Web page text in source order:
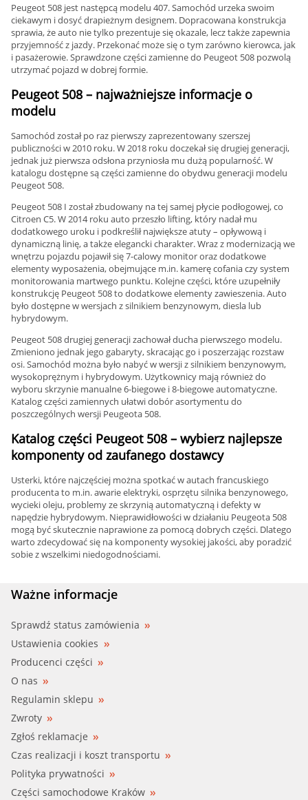
Peugeot 508 jest następcą modelu 407. Samochód urzeka swoim
ciekawym i dosyć drapieżnym designem. Dopracowana konstrukcja
sprawia, że auto nie tylko prezentuje się okazale, lecz także zapewnia
przyjemność z jazdy. Przekonać może się o tym zarówno kierowca, jak
i pasażerowie. Sprawdzone części zamienne do Peugeot 508 pozwolą
utrzymać pojazd w dobrej formie.
Peugeot 508 – najważniejsze informacje o
modelu
Samochód został po raz pierwszy zaprezentowany szerszej
publiczności w 2010 roku. W 2018 roku doczekał się drugiej generacji,
jednak już pierwsza odsłona przyniosła mu dużą popularność. W
katalogu dostępne są części zamienne do obydwu generacji modelu
Peugeot 508.
Peugeot 508 I został zbudowany na tej samej płycie podłogowej, co
Citroen C5. W 2014 roku auto przeszło lifting, który nadał mu
dodatkowego uroku i podkreślił największe atuty – opływową i
dynamiczną linię, a także elegancki charakter. Wraz z modernizacją we
wnętrzu pojazdu pojawił się 7-calowy monitor oraz dodatkowe
elementy wyposażenia, obejmujące m.in. kamerę cofania czy system
monitorowania martwego punktu. Kolejne części, które uzupełniły
konstrukcję Peugeot 508 to dodatkowe elementy zawieszenia. Auto
było dostępne w wersjach z silnikiem benzynowym, diesla lub
hybrydowym.
Peugeot 508 drugiej generacji zachował ducha pierwszego modelu.
Zmieniono jednak jego gabaryty, skracając go i poszerzając rozstaw
osi. Samochód można było nabyć w wersji z silnikiem benzynowym,
wysokoprężnym i hybrydowym. Użytkownicy mają również do
wyboru skrzynie manualne 6-biegowe i 8-biegowe automatyczne.
Katalog części zamiennych ułatwi dobór asortymentu do
poszczególnych wersji Peugeota 508.
Katalog części Peugeot 508 – wybierz najlepsze
komponenty od zaufanego dostawcy
Usterki, które najczęściej można spotkać w autach francuskiego
producenta to m.in. awarie elektryki, osprzętu silnika benzynowego,
wycieki oleju, problemy ze skrzynią automatyczną i defekty w
napędzie hybrydowym. Nieprawidłowości w działaniu Peugeota 508
mogą być skutecznie naprawione za pomocą dobrych części. Dlatego
warto zdecydować się na komponenty wysokiej jakości, aby poradzić
sobie z wszelkimi niedogodnościami.
Ważne informacje
Sprawdź status zamówienia
Ustawienia cookies
Producenci części
O nas
Regulamin sklepu
Zwroty
Zgłoś reklamacje
Czas realizacji i koszt transportu
Polityka prywatności
Części samochodowe Kraków